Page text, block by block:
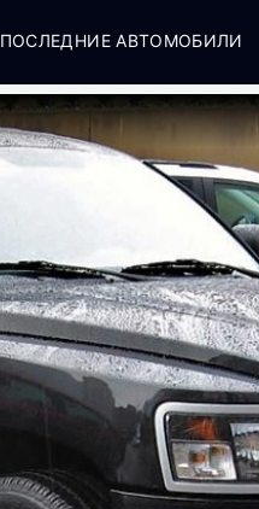
ПОСЛЕДНИЕ АВТОМОБИЛИ